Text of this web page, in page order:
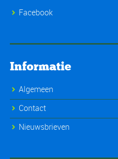
Facebook
Informatie
Algemeen
Contact
Nieuwsbrieven